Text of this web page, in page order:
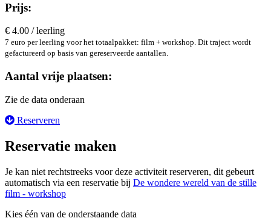
Prijs:
€ 4.00 / leerling
7 euro per leerling voor het totaalpakket: film + workshop. Dit traject wordt
gefactureerd op basis van gereserveerde aantallen.
Aantal vrije plaatsen:
Zie de data onderaan
Reserveren
Reservatie maken
Je kan niet rechtstreeks voor deze activiteit reserveren, dit gebeurt
automatisch via een reservatie bij De wondere wereld van de stille
film - workshop
Kies één van de onderstaande data